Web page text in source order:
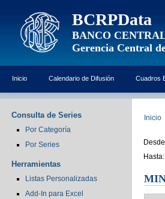
BCRPData
BANCO
Gerencia Central
Inicio Calendario de Difusión Cuadros
Consulta de Series
Por Categoría
Por Series
Herramientas
Listas Personalizadas
Add-In para Excel
Inicio
Hasta: